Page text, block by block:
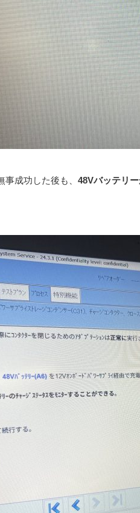
事成功した後も、 48Vバッテリ